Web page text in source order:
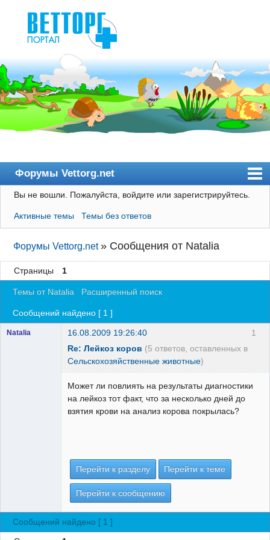
Форумы Vettorg.net
Главная
Пользователи
Правила
Поиск
Регистрация
Вход
Вы не вошли. Пожалуйста, войдите или зарегистрируйтесь.
Активные темы Темы без ответов
Форумы Vettorg.net » Сообщения от Natalia
Страницы 1
Темы от Natalia Расширенный поиск
Сообщений найдено [ 1 ]
1
Natalia
16.08.2009 19:26:40
Re: Лейкоз коров (5 ответов, оставленных в
Сельскохозяйственные животные)
Может ли повлиять на результаты диагностики
на лейкоз тот факт, что за несколько дней до
взятия крови на анализ корова покрылась?
Перейти к разделу Перейти к теме
Перейти к сообщению
Сообщений найдено [ 1 ]